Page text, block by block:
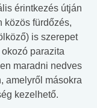
érintkezés útján
közös fürdőzés,
is szerepet
parazita
maradni nedves
amelyről másokra
kezelhető.